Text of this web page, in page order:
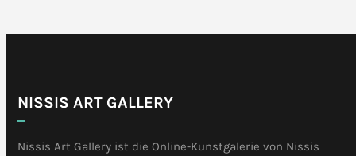
NISSIS ART GALLERY
Nissis Art Gallery ist die Online-Kunstgalerie von Nissis